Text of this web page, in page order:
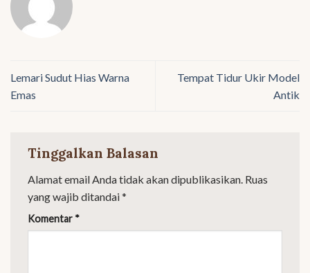
Lemari Sudut Hias Warna
Emas
Tempat Tidur Ukir Model
Antik
Tinggalkan Balasan
Alamat email Anda tidak akan dipublikasikan. Ruas
yang wajib ditandai*
Komentar *